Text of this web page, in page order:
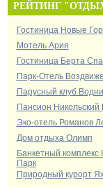
РЕЙТИНГ
Гостиница Новые
Мотель Ария
Гостиница Берта
Парк-Отель
Парусный клуб
Пансион Никольский
Эко-отель Романов
Дом отдыха Олимп
Банкетный комплекс
Парк
Природный курорт